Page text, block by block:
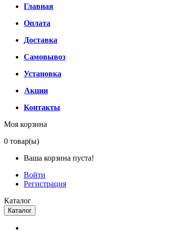
Главная
Оплата
Доставка
Самовывоз
Установка
Акции
Контакты
Моя корзина
0 товар(ы)
Ваша корзина пуста!
Войти
Регистрация
Каталог
Каталог